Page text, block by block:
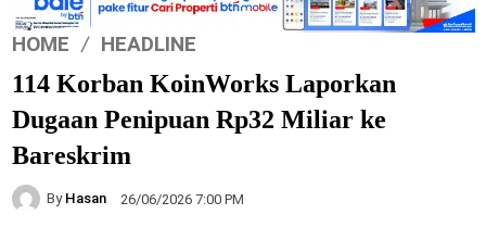
HOME HEADLINE
114 Korban KoinWorks Laporkan
Dugaan Penipuan Rp32 Miliar ke
Bareskrim
By Hasan 26/06/2026 7:00 PM